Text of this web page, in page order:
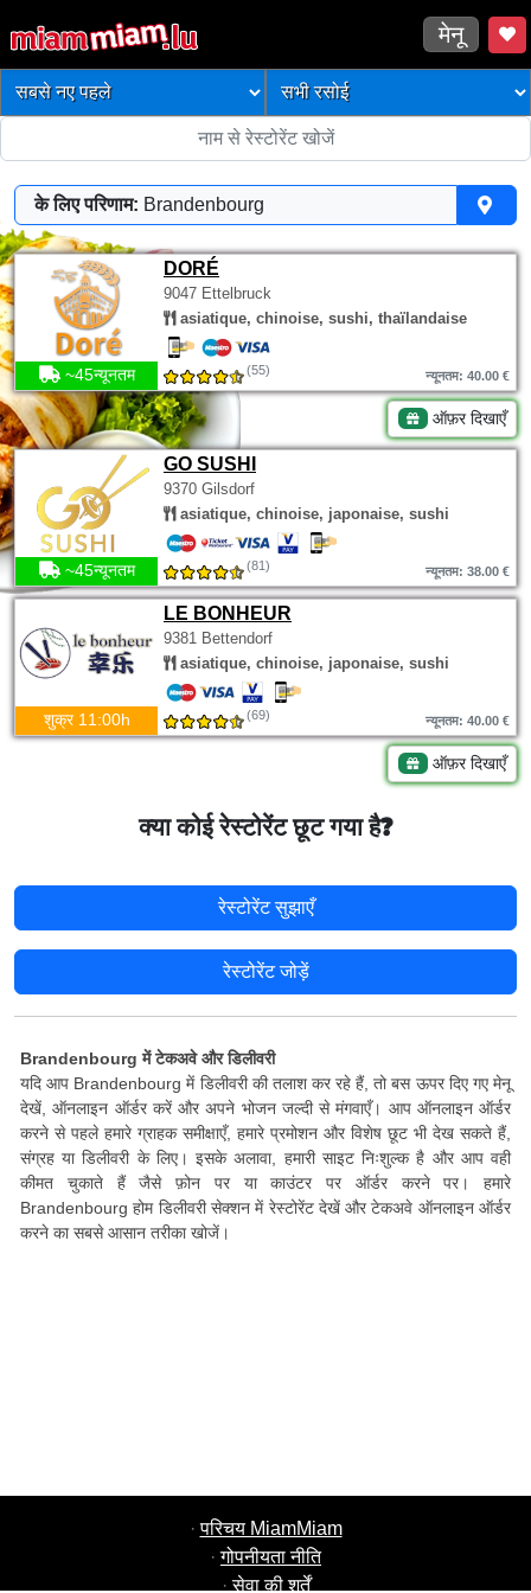
मेनू
के लिए परिणाम: Brandenbourg
DORÉ
9047 Ettelbruck
asiatique, chinoise, sushi, thaïlandaise
~45न्यूनतम (55) न्यूनतम: 40.00 €
ऑफ़र दिखाएँ
GO SUSHI
9370 Gilsdorf
asiatique, chinoise, japonaise, sushi
~45न्यूनतम (81) न्यूनतम: 38.00 €
LE BONHEUR
9381 Bettendorf
asiatique, chinoise, japonaise, sushi
शुक्र 11:00h (69) न्यूनतम: 40.00 €
ऑफ़र दिखाएँ
क्या कोई रेस्टोरेंट छूट गया है?
रेस्टोरेंट सुझाएँ
रेस्टोरेंट जोड़ें
Brandenbourg में टेकअवे और डिलीवरी
यदि आप Brandenbourg में डिलीवरी की तलाश कर रहे हैं, तो बस ऊपर दिए गए मेनू
देखें, ऑनलाइन ऑर्डर करें और अपने भोजन जल्दी से मंगवाएँ। आप ऑनलाइन ऑर्डर
करने से पहले हमारे ग्राहक समीक्षाएँ, हमारे प्रमोशन और विशेष छूट भी देख सकते हैं,
संग्रह या डिलीवरी के लिए। इसके अलावा, हमारी साइट निःशुल्क है और आप वही
कीमत चुकाते हैं जैसे फ़ोन पर या काउंटर पर ऑर्डर करने पर। हमारे
Brandenbourg होम डिलीवरी सेक्शन में रेस्टोरेंट देखें और टेकअवे ऑनलाइन ऑर्डर
करने का सबसे आसान तरीका खोजें।
·परिचय MiamMiam
·गोपनीयता नीति
·सेवा की शर्तें